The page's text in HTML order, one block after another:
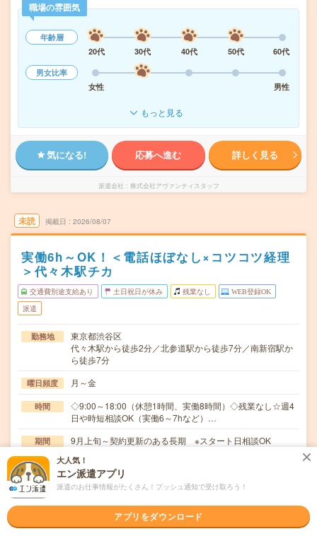
職場の雰囲気
年齢層
20代
30代 40代 50代
60代
男女比率
女性
男性
もっと見る
気になる! 応募へ進む 詳しく見る
派遣会社 株式会社アヴァンティスタッフ
未読 掲載日 2026/08/07
実働6h～OK！＜電話ほぼなし×コツコツ経理
＞代々木駅チカ
交通費別途支給あり 土日祝日が休み 残業なし WEB登録OK
派遣
勤務地
東京都渋谷区
代々木駅から徒歩2分／北参道駅から徒歩7分／南新宿駅か
ら徒歩7分
曜日頻度 月～金
時間
◇9:00～18:00（休憩1時間、実働8時間）◇残業なし☆週4
日や時短相談OK（実働6～7hなど）…
期間 9月上旬～契約更新のある長期 ※スタート日相談OK
時給 時給1950円 月収例:約32.7万円（1950円×8h×21日）
交通費
≪コツコツ経理事務！語学スキルは不要！≫▼請求書発
大人気！
エン派遣アプリ
派遣のお仕事情報がたくさん！プッシュ通知で受け取ろう！
アプリをダウンロード